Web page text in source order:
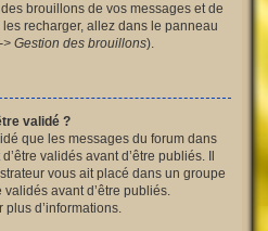
brouillons de vos messages et de
recharger, allez dans le panneau
> Gestion des brouillons).
validé ?
que les messages du forum dans
validés avant d’être publiés. Il
vous ait placé dans un groupe
avant d’être publiés.
plus d’informations.